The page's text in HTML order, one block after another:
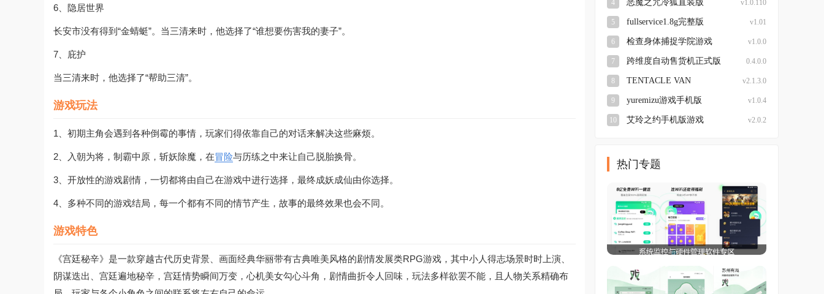
6、隐居世界
长安市没有得到“金蜻蜓”。当三清来时，他选择了“谁想要伤害我的妻子”。
7、庇护
当三清来时，他选择了“帮助三清”。
游戏玩法
1、初期主角会遇到各种倒霉的事情，玩家们得依靠自己的对话来解决这些麻烦。
2、入朝为将，制霸中原，斩妖除魔，在冒险与历练之中来让自己脱胎换骨。
3、开放性的游戏剧情，一切都将由自己在游戏中进行选择，最终成妖成仙由你选择。
4、多种不同的游戏结局，每一个都有不同的情节产生，故事的最终效果也会不同。
游戏特色
《宫廷秘辛》是一款穿越古代历史背景、画面经典华丽带有古典唯美风格的剧情发展类RPG游戏，其中小人得志场景时时上演、
阴谋迭出、宫廷遍地秘辛，宫廷情势瞬间万变，心机美女勾心斗角，剧情曲折令人回味，玩法多样欲罢不能，且人物关系精确布
4 恶魔之咒冷狐直装版 v1.0.110
5 fullservice1.8g完整版 v1.01
6 检查身体捕捉学院游戏 v1.0.0
7 跨维度自动售货机正式版 0.4.0.0
8 TENTACLE VAN v2.1.3.0
9 yuremizu游戏手机版 v1.0.4
10 艾玲之约手机版游戏 v2.0.2
热门专题